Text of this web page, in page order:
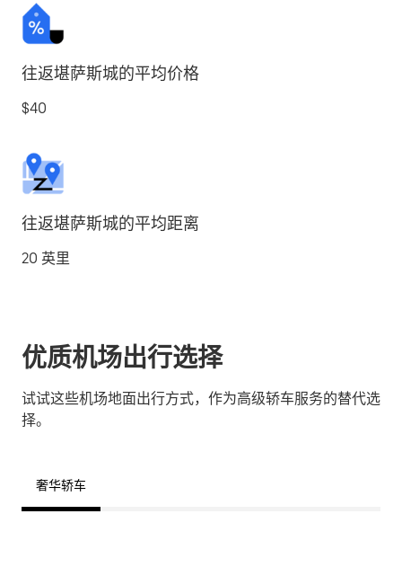
往返堪萨斯城的平均价格
$40
往返堪萨斯城的平均距离
20 英里
优质机场出行选择
试试这些机场地面出行方式，作为高级轿车服务的替代选
择。
奢华轿车